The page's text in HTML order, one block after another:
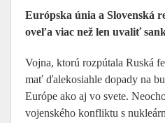
Európska únia a Slovenská
oveľa viac než len uvaliť
Vojna, ktorú rozpútala Ruská
mať ďalekosiahle dopady na
Európe ako aj vo svete.
vojenského konfliktu s